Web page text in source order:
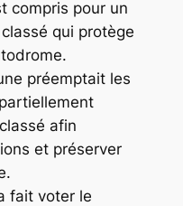
compris pour un
qui protège
préemptait les
afin
et préserver
fait voter le